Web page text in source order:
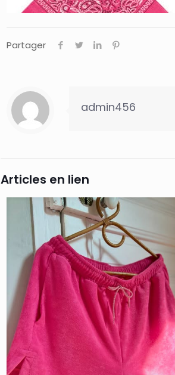
Partager
admin456
Articles en lien